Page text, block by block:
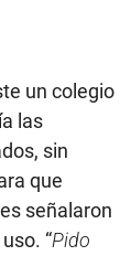
un colegio
las
sin
que
señalaron
“Pido